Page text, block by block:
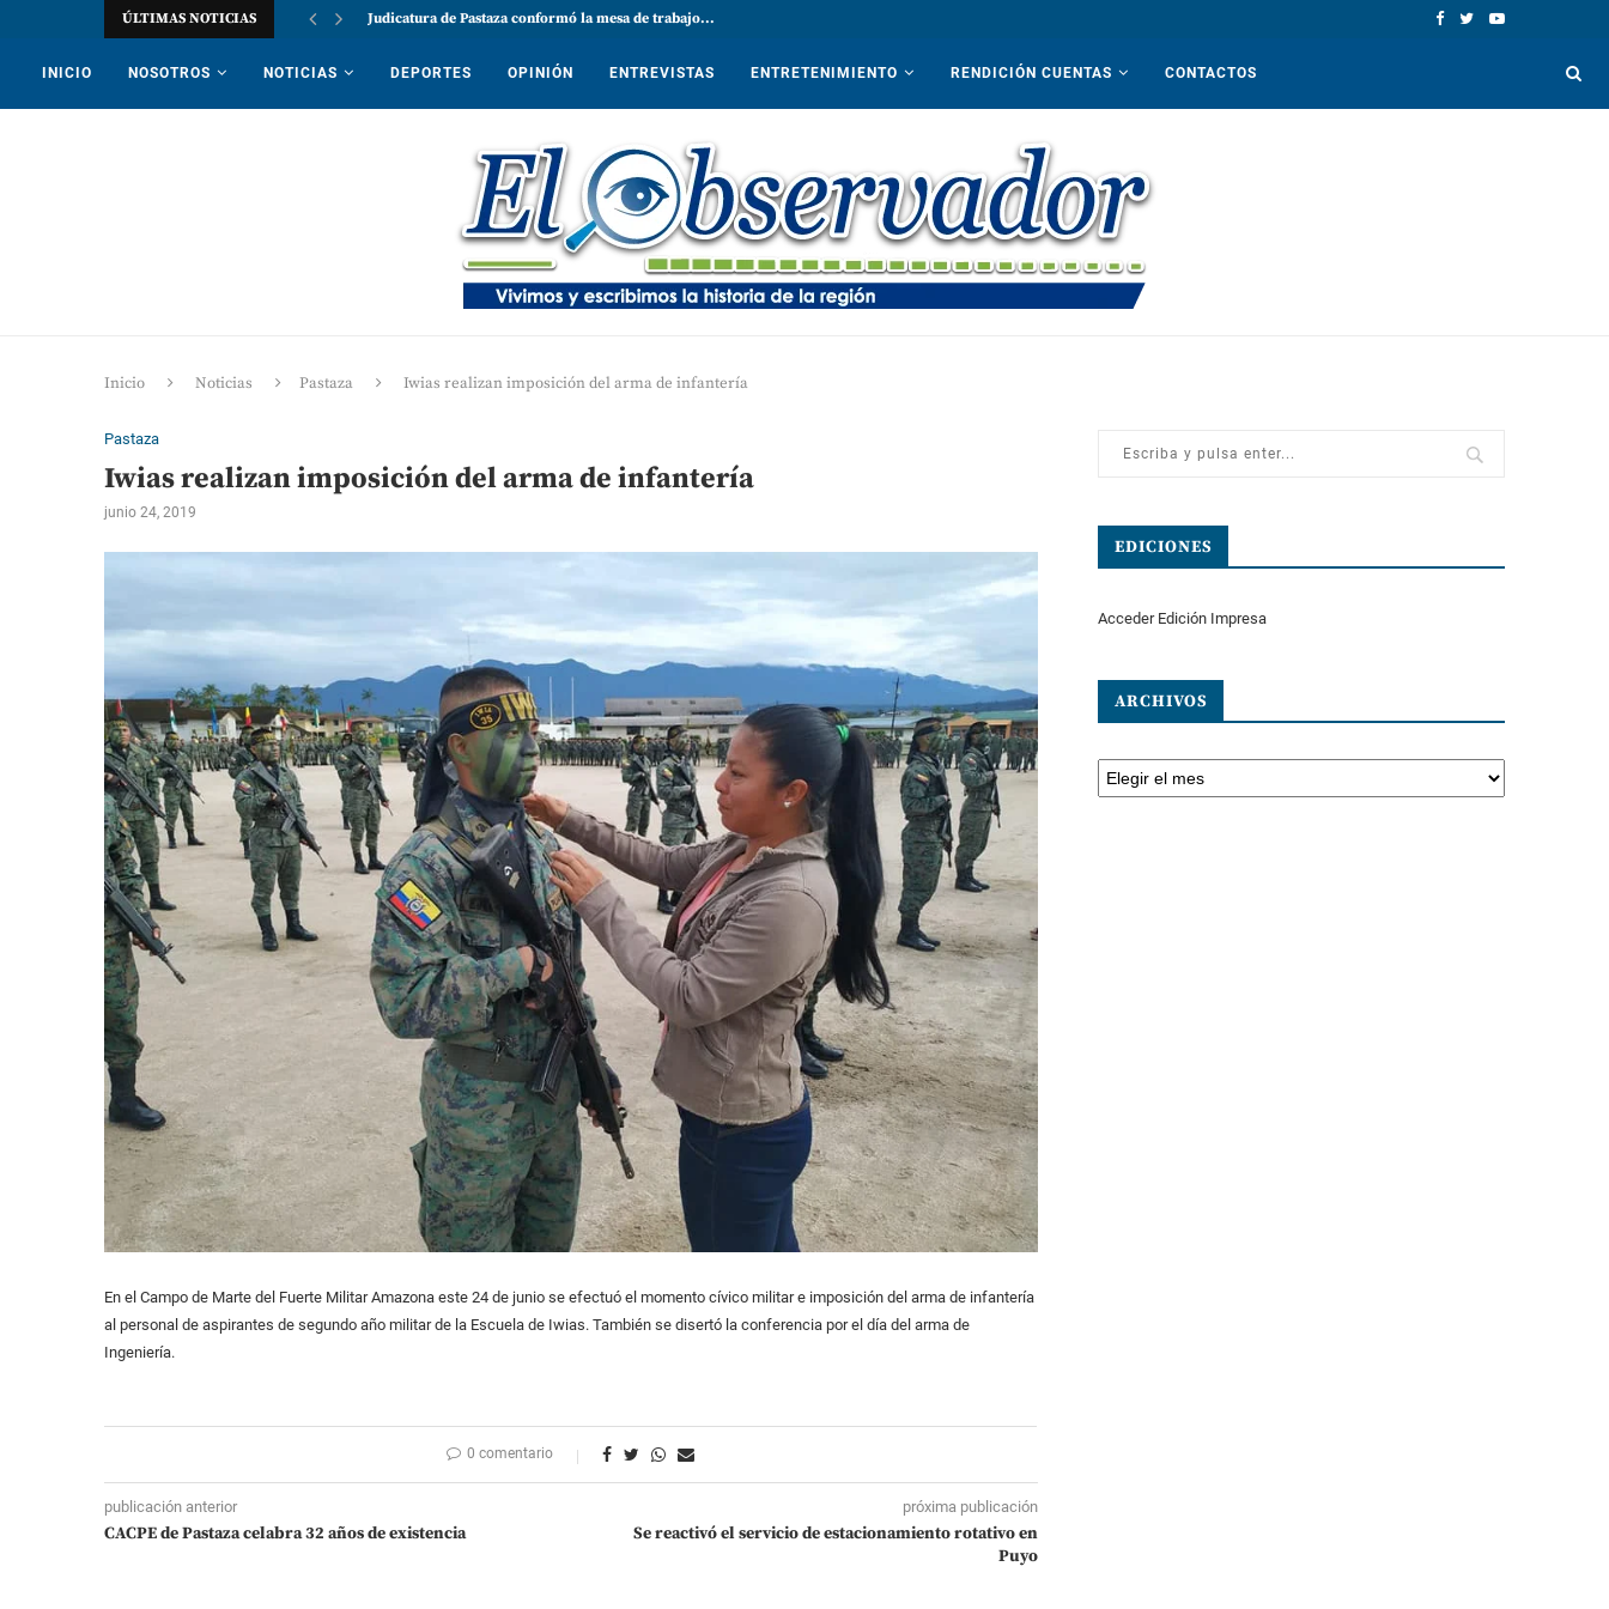
ÚLTIMAS NOTICIAS Judicatura de Pastaza conformó la mesa de trabajo...
INICIO NOSOTROS NOTICIAS DEPORTES OPINIÓN ENTREVISTAS ENTRETENIMIENTO RENDICIÓN CUENTAS CONTACTOS
Inicio Noticias Pastaza Iwias realizan imposición del arma de infantería
Pastaza
Iwias realizan imposición del arma de infantería
junio 24, 2019
En el Campo de Marte del Fuerte Militar Amazona este 24 de junio se efectuó el momento cívico militar e imposición del arma de infantería
al personal de aspirantes de segundo año militar de la Escuela de Iwias. También se disertó la conferencia por el día del arma de
Ingeniería.
0 comentario
publicación anterior
CACPE de Pastaza celabra 32 años de existencia
próxima publicación
Se reactivó el servicio de estacionamiento rotativo en
Puyo
EDICIONES
Acceder Edición Impresa
ARCHIVOS